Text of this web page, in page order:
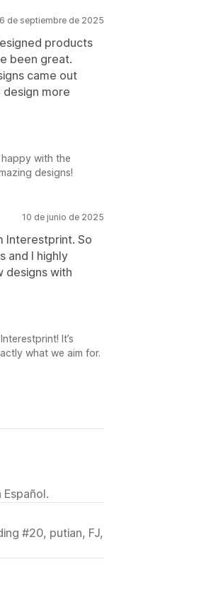
de septiembre de 2025
products
been great.
came out
more
with the
designs!
10 de junio de 2025
Interestprint. So
and I highly
designs with
It’s
what we aim for.
#20, putian, FJ,